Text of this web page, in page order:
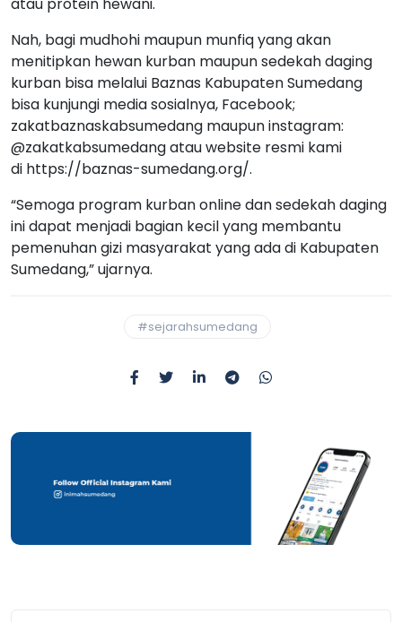
atau protein hewani.
Nah, bagi mudhohi maupun munfiq yang akan
menitipkan hewan kurban maupun sedekah daging
kurban bisa melalui Baznas Kabupaten Sumedang
bisa kunjungi media sosialnya, Facebook;
zakatbaznaskabsumedang maupun instagram:
@zakatkabsumedang atau website resmi kami
di https://baznas-sumedang.org/.
“Semoga program kurban online dan sedekah daging
ini dapat menjadi bagian kecil yang membantu
pemenuhan gizi masyarakat yang ada di Kabupaten
Sumedang,” ujarnya.
#sejarahsumedang